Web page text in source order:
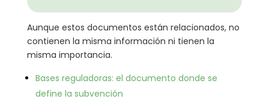
Aunque estos documentos están relacionados, no
contienen la misma información ni tienen la
misma importancia.
Bases reguladoras: el documento donde se
define la subvención